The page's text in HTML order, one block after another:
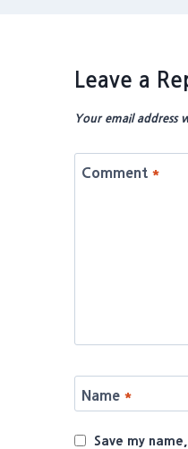
Leave a
Your email address
Comment *
Name *
Save my